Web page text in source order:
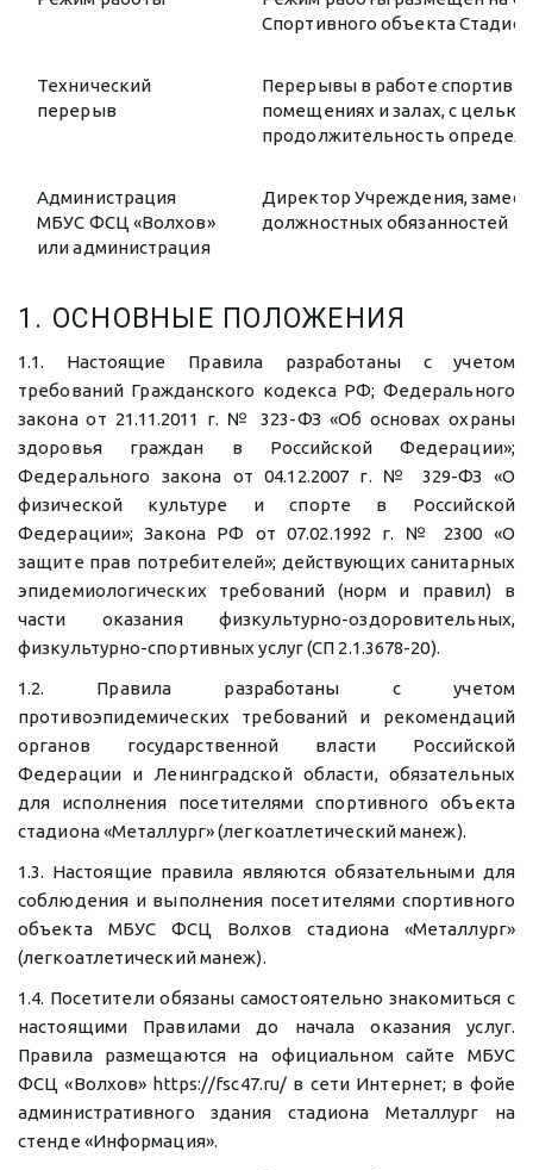
Спортивного объекта
Технический
перерыв
Перерывы в работе
помещениях и залах, с целью
продолжительность
Администрация
МБУС ФСЦ «Волхов»
или администрация
Директор Учреждения,
должностных обязанностей
1. ОСНОВНЫЕ ПОЛОЖЕНИЯ
1.1. Настоящие Правила разработаны с учетом
требований Гражданского кодекса РФ; Федерального
закона от 21.11.2011 г. № 323-ФЗ «Об основах охраны
здоровья граждан в Российской Федерации»;
Федерального закона от 04.12.2007 г. № 329-ФЗ «О
физической культуре и спорте в Российской
Федерации»; Закона РФ от 07.02.1992 г. № 2300 «О
защите прав потребителей»; действующих санитарных
эпидемиологических требований (норм и правил) в
части оказания физкультурно-оздоровительных,
физкультурно-спортивных услуг (СП 2.1.3678-20).
1.2. Правила разработаны с учетом
противоэпидемических требований и рекомендаций
органов государственной власти Российской
Федерации и Ленинградской области, обязательных
для исполнения посетителями спортивного объекта
стадиона «Металлург» (легкоатлетический манеж).
1.3. Настоящие правила являются обязательными для
соблюдения и выполнения посетителями спортивного
объекта МБУС ФСЦ Волхов стадиона «Металлург»
(легкоатлетический манеж).
1.4. Посетители обязаны самостоятельно знакомиться с
настоящими Правилами до начала оказания услуг.
Правила размещаются на официальном сайте МБУС
ФСЦ «Волхов» https://fsc47.ru/ в сети Интернет; в фойе
административного здания стадиона Металлург на
стенде «Информация».